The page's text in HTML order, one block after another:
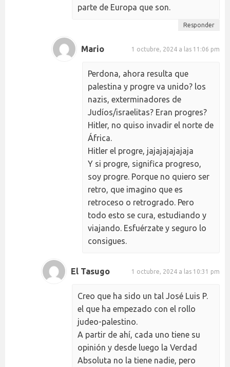
parte de Europa que son.
Responder
Mario 1 octubre, 2024 a las 11:06 pm
Perdona, ahora resulta que
palestina y progre va unido? los
nazis, exterminadores de
Judíos/israelitas? Eran progres?
Hitler, no quiso invadir el norte de
África.
Hitler el progre, jajajajajajaja
Y si progre, significa progreso,
soy progre. Porque no quiero ser
retro, que imagino que es
retroceso o retrogrado. Pero
todo esto se cura, estudiando y
viajando. Esfuérzate y seguro lo
consigues.
El Tasugo 1 octubre, 2024 a las 10:31 pm
Creo que ha sido un tal José Luis P.
el que ha empezado con el rollo
judeo-palestino.
A partir de ahí, cada uno tiene su
opinión y desde luego la Verdad
Absoluta no la tiene nadie, pero